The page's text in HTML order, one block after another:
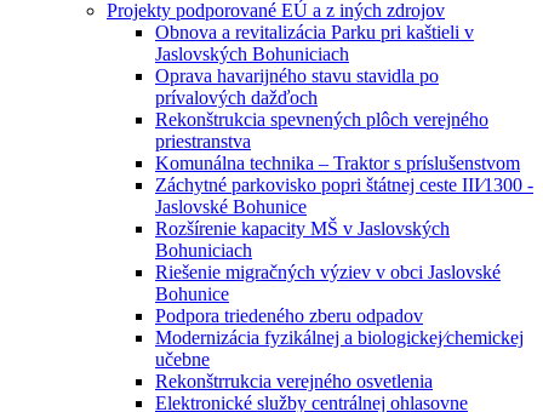
Projekty podporované EÚ a z iných zdrojov
Obnova a revitalizácia Parku pri kaštieli v
Jaslovských Bohuniciach
Oprava havarijného stavu stavidla po
prívalových dažďoch
Rekonštrukcia spevnených plôch verejného
priestranstva
Komunálna technika – Traktor s príslušenstvom
Záchytné parkovisko popri štátnej ceste III⁄1300 -
Jaslovské Bohunice
Rozšírenie kapacity MŠ v Jaslovských
Bohuniciach
Riešenie migračných výziev v obci Jaslovské
Bohunice
Podpora triedeného zberu odpadov
Modernizácia fyzikálnej a biologickej⁄chemickej
učebne
Rekonštrrukcia verejného osvetlenia
Elektronické služby centrálnej ohlasovne